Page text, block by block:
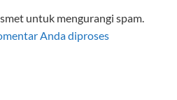
untuk mengurangi spam.
Anda diproses